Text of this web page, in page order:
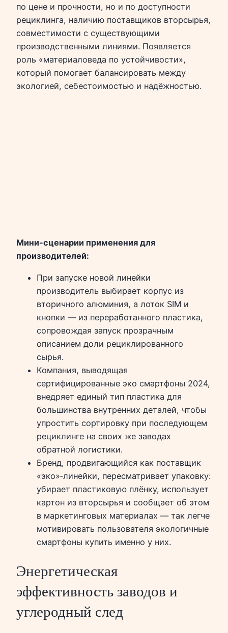
по цене и прочности, но и по доступности
рециклинга, наличию поставщиков вторсырья,
совместимости с существующими
производственными линиями. Появляется
роль «материаловеда по устойчивости»,
который помогает балансировать между
экологией, себестоимостью и надёжностью.
Мини-сценарии применения для
производителей:
При запуске новой линейки
производитель выбирает корпус из
вторичного алюминия, а лоток SIM и
кнопки — из переработанного пластика,
сопровождая запуск прозрачным
описанием доли рециклированного
сырья.
Компания, выводящая
сертифицированные эко смартфоны 2024,
внедряет единый тип пластика для
большинства внутренних деталей, чтобы
упростить сортировку при последующем
рециклинге на своих же заводах
обратной логистики.
Бренд, продвигающийся как поставщик
«эко»‑линейки, пересматривает упаковку:
убирает пластиковую плёнку, использует
картон из вторсырья и сообщает об этом
в маркетинговых материалах — так легче
мотивировать пользователя экологичные
смартфоны купить именно у них.
Энергетическая
эффективность заводов и
углеродный след